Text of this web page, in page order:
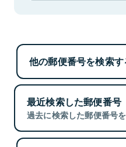
他の郵便番号を検索す
最近検索した郵便番号
過去に検索した郵便番号